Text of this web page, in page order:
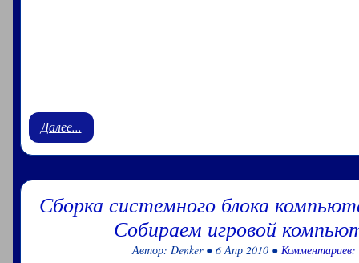
Далее...
Сборка системного блока
Собираем игровой
Автор: Denker ● 6 Апр 2010 ●Комментариев: